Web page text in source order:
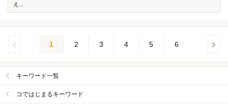
え...
1 2 3 4 5 6
キーワード一覧
コではじまるキーワード